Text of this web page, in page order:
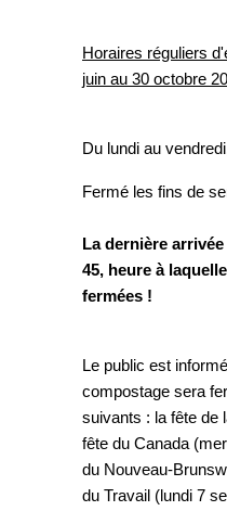
Horaires réguliers
juin au 30 octobre
Du lundi au
Fermé les fins de
La dernière
45, heure à
fermées !
Le public est
compostage sera
suivants : la fête de
fête du Canada
du Nouveau-
du Travail (lundi 7